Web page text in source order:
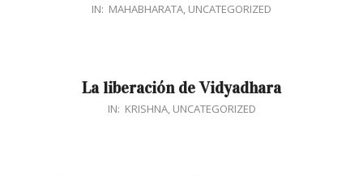
IN: MAHABHARATA, UNCATEGORIZED
La liberación de Vidyadhara
IN: KRISHNA, UNCATEGORIZED